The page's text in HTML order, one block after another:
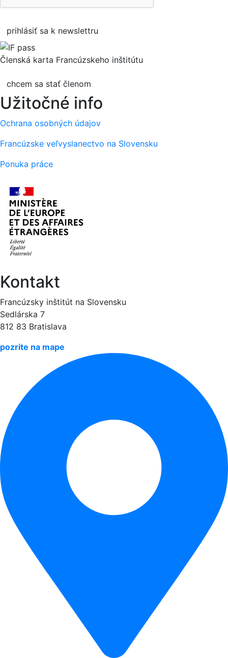
prihlásiť sa k newslettru
Členská karta Francúzskeho inštitútu
chcem sa stať členom
Užitočné info
Ochrana osobných údajov
Francúzske veľvyslanectvo na Slovensku
Ponuka práce
Kontakt
Francúzsky inštitút na Slovensku
Sedlárska 7
812 83 Bratislava
pozrite na mape